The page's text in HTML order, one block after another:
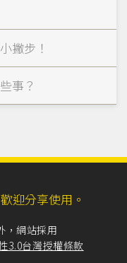
撇步！
事？
迎分享使用。
，網站採用
3.0台灣授權條款